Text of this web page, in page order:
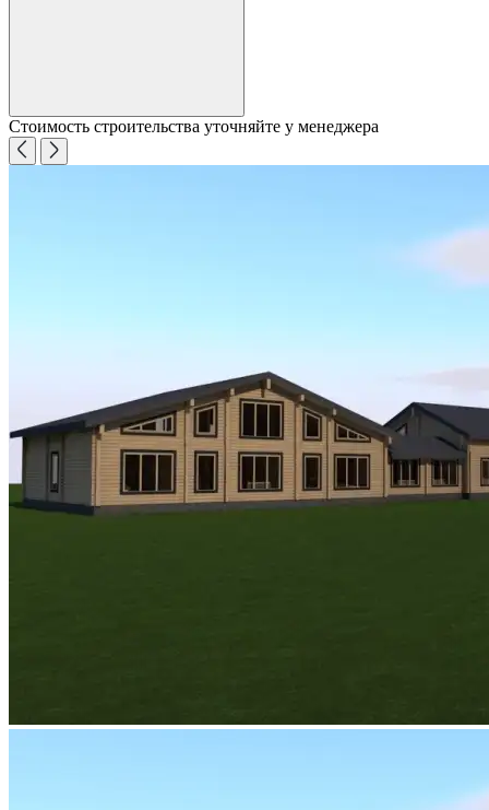
Стоимость строительства уточняйте у менеджера